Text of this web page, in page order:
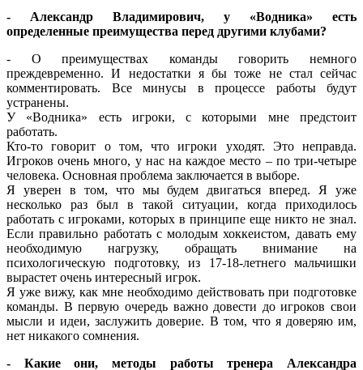
- Александр Владимирович, у «Водника» есть
определенные преимущества перед другими клубами?
- О преимуществах команды говорить немного
преждевременно. И недостатки я бы тоже не стал сейчас
комментировать. Все минусы в процессе работы будут
устранены.
У «Водника» есть игроки, с которыми мне предстоит
работать.
Кто-то говорит о том, что игроки уходят. Это неправда.
Игроков очень много, у нас на каждое место – по три-четыре
человека. Основная проблема заключается в выборе.
Я уверен в том, что мы будем двигаться вперед. Я уже
несколько раз был в такой ситуации, когда приходилось
работать с игроками, которых в принципе еще никто не знал.
Если правильно работать с молодым хоккеистом, давать ему
необходимую нагрузку, обращать внимание на
психологическую подготовку, из 17-18-летнего мальчишки
вырастет очень интересный игрок.
Я уже вижу, как мне необходимо действовать при подготовке
команды. В первую очередь важно довести до игроков свои
мысли и идеи, заслужить доверие. В том, что я доверяю им,
нет никакого сомнения.
- Какие они, методы работы тренера Александра